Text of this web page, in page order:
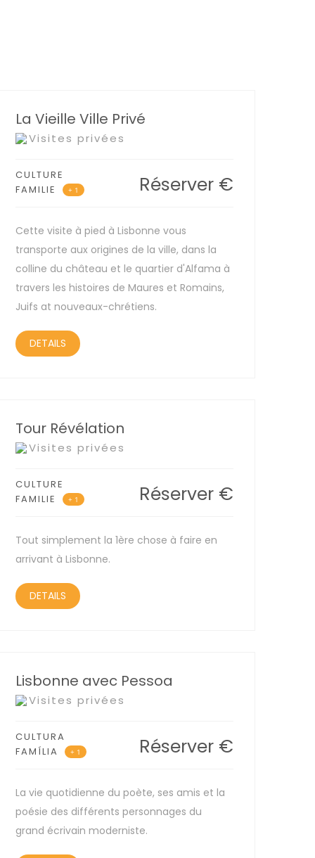
La Vieille Ville Privé
Visites privées
CULTURE
FAMILIE
+ 1 Réserver €
Cette visite à pied à Lisbonne vous
transporte aux origines de la ville, dans la
colline du château et le quartier d'Alfama à
travers les histoires de Maures et Romains,
Juifs at nouveaux-chrétiens.
DETAILS
Tour Révélation
Visites privées
CULTURE
FAMILIE
+ 1 Réserver €
Tout simplement la 1ère chose à faire en
arrivant à Lisbonne.
DETAILS
Lisbonne avec Pessoa
Visites privées
CULTURA
FAMÍLIA
+ 1 Réserver €
La vie quotidienne du poète, ses amis et la
poésie des différents personnages du
grand écrivain moderniste.